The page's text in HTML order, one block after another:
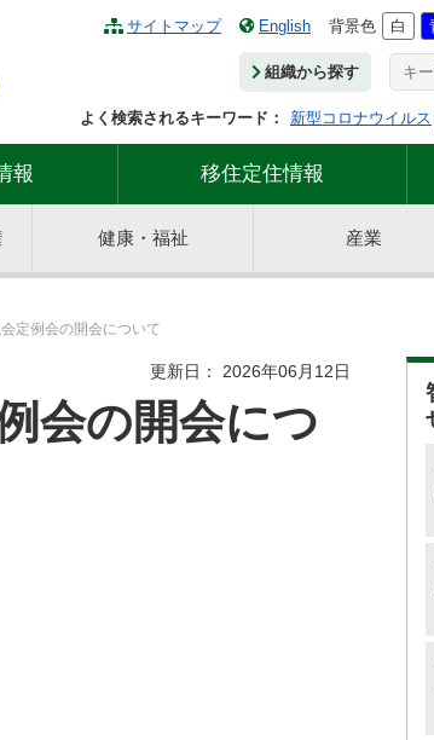
サイトマップ English 背景色 白
組織から探す
よく検索されるキーワード： 新型コロナウイルス
報 移住定住情報
健康・福祉 産業
定例会の開会について
更新日： 2026年06月12日
会の開会につ